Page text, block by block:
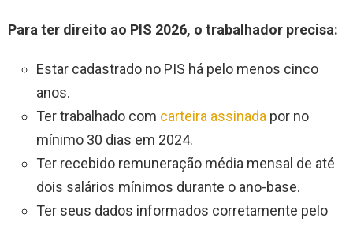
Para ter direito ao PIS 2026, o trabalhador precisa:
Estar cadastrado no PIS há pelo menos cinco
anos.
Ter trabalhado com carteira assinada por no
mínimo 30 dias em 2024.
Ter recebido remuneração média mensal de até
dois salários mínimos durante o ano-base.
Ter seus dados informados corretamente pelo